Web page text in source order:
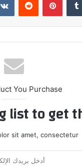
You Purchase
list to get
sit amet, consectetur.